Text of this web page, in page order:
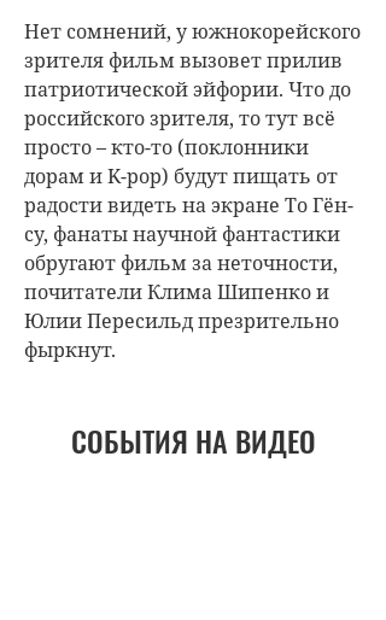
Нет сомнений, у южнокорейского
зрителя фильм вызовет прилив
патриотической эйфории. Что до
российского зрителя, то тут всё
просто – кто-то (поклонники
дорам и K-pop) будут пищать от
радости видеть на экране То Гён-
су, фанаты научной фантастики
обругают фильм за неточности,
почитатели Клима Шипенко и
Юлии Пересильд презрительно
фыркнут.
СОБЫТИЯ НА ВИДЕО